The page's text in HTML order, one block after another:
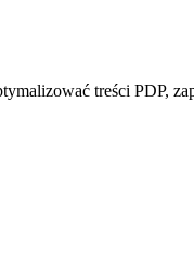
treści PDP,